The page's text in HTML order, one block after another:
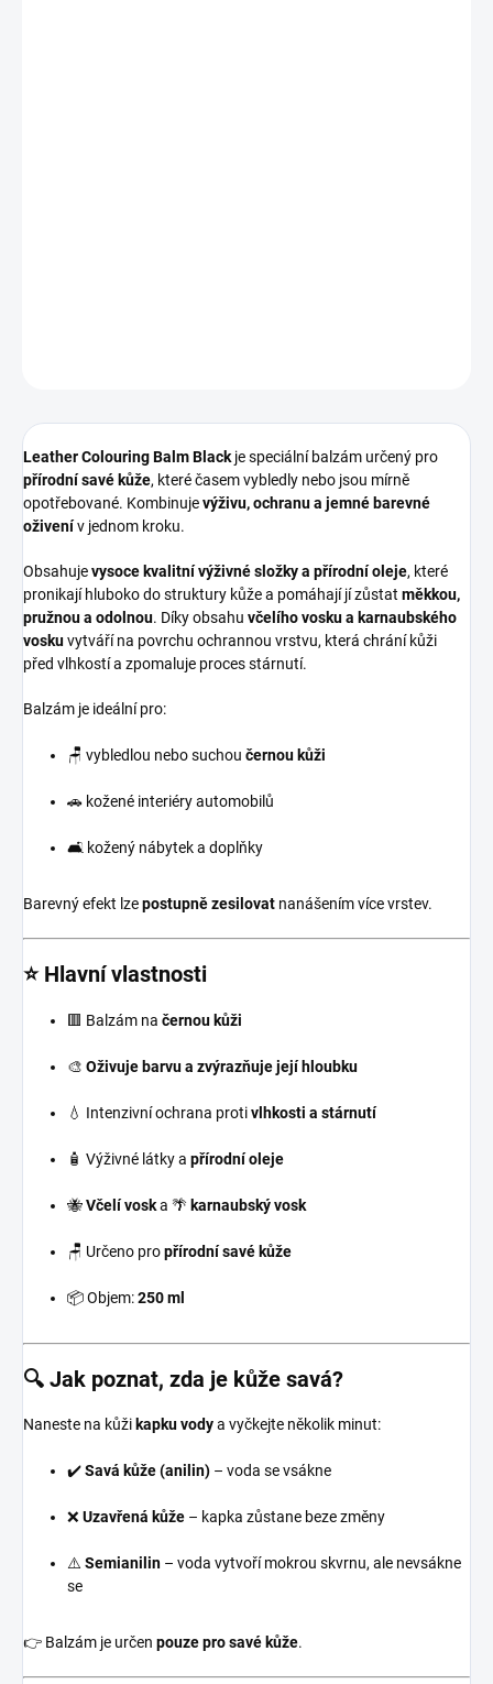
Leather Colouring Balm Blackje speciální balzám určený pro
přírodní savé kůže, které časem vybledly nebo jsou mírně
opotřebované. Kombinujevýživu, ochranu a jemné barevné
oživenív jednom kroku.
Obsahujevysoce kvalitní výživné složky a přírodní oleje, které
pronikají hluboko do struktury kůže a pomáhají jí zůstat měkkou,
pružnou a odolnou. Díky obsahu včelího vosku a karnaubského
voskuvytváří na povrchu ochrannou vrstvu, která chrání kůži
před vlhkostí a zpomaluje proces stárnutí.
Balzám je ideální pro:
🪑 vybledlou nebo suchou černou kůži
🚗 kožené interiéry automobilů
🛋️ kožený nábytek a doplňky
Barevný efekt lzepostupně zesilovat nanášením více vrstev.
⭐ Hlavní vlastnosti
🟥 Balzám na černou kůži
🎨 Oživuje barvu a zvýrazňuje její hloubku
💧 Intenzivní ochrana protivlhkosti a stárnutí
🧴 Výživné látky a přírodní oleje
🐝Včelí voska 🌴 karnaubský vosk
🪑 Určeno propřírodní savé kůže
📦 Objem:250 ml
🔍 Jak poznat, zda je kůže savá?
Naneste na kůži kapku vodya vyčkejte několik minut:
✔️Savá kůže (anilin) – voda se vsákne
❌ Uzavřená kůže – kapka zůstane beze změny
⚠️ Semianilin – voda vytvoří mokrou skvrnu, ale nevsákne
se
👉 Balzám je určen pouze pro savé kůže.